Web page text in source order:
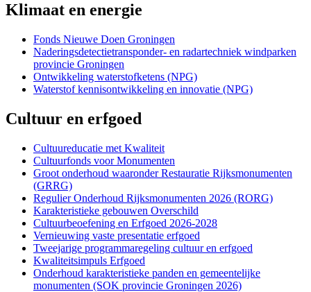
Klimaat en energie
Fonds Nieuwe Doen Groningen
Naderingsdetectietransponder- en radartechniek windparken
provincie Groningen
Ontwikkeling waterstofketens (NPG)
Waterstof kennisontwikkeling en innovatie (NPG)
Cultuur en erfgoed
Cultuureducatie met Kwaliteit
Cultuurfonds voor Monumenten
Groot onderhoud waaronder Restauratie Rijksmonumenten
(GRRG)
Regulier Onderhoud Rijksmonumenten 2026 (RORG)
Karakteristieke gebouwen Overschild
Cultuurbeoefening en Erfgoed 2026-2028
Vernieuwing vaste presentatie erfgoed
Tweejarige programmaregeling cultuur en erfgoed
Kwaliteitsimpuls Erfgoed
Onderhoud karakteristieke panden en gemeentelijke
monumenten (SOK provincie Groningen 2026)